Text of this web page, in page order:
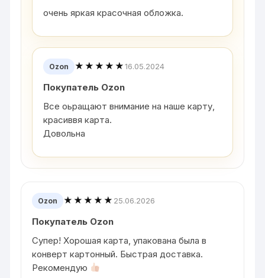
очень яркая красочная обложка.
Ozon ★★★★★16.05.2024
Покупатель Ozon
Все оьращают внимание на наше карту,
красиввя карта.
Довольна
Ozon ★★★★★ 25.06.2026
Покупатель Ozon
Супер! Хорошая карта, упакована была в
конверт картонный. Быстрая доставка.
Рекомендую